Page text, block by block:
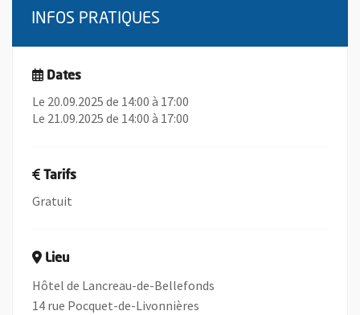
INFOS PRATIQUES
Dates
Le 20.09.2025 de 14:00 à 17:00
Le 21.09.2025 de 14:00 à 17:00
Tarifs
Gratuit
Lieu
Hôtel de Lancreau-de-Bellefonds
14 rue Pocquet-de-Livonnières